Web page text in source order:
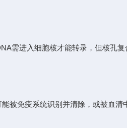
进入细胞核才能转录，但核孔复
免疫系统识别并清除，或被血清